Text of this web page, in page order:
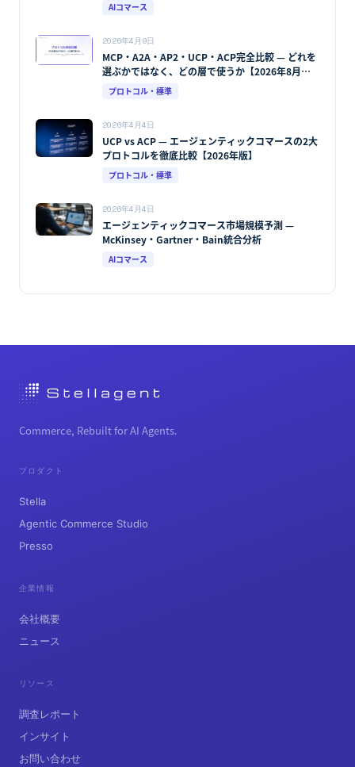
AIコマース
2026年4月9日
MCP・A2A・AP2・UCP・ACP完全比較 — どれを
選ぶかではなく、どの層で使うか【2026年8月最
新版】
プロトコル・標準
2026年4月4日
UCP vs ACP — エージェンティックコマースの2大
プロトコルを徹底比較【2026年版】
プロトコル・標準
2026年4月4日
エージェンティックコマース市場規模予測 —
McKinsey・Gartner・Bain統合分析
AIコマース
Commerce, Rebuilt for AI Agents.
プロダクト
Stella
Agentic Commerce Studio
Presso
企業情報
会社概要
ニュース
リソース
調査レポート
インサイト
お問い合わせ